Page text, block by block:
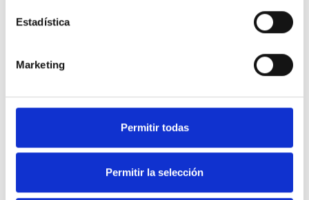
Estadística
Marketing
Permitir todas
Permitir la selección